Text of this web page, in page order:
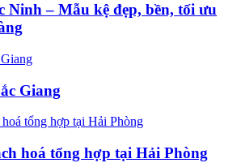
Ninh – Mẫu kệ đẹp, bền, tối ưu
Giang
hoá tổng hợp tại Hải Phòng